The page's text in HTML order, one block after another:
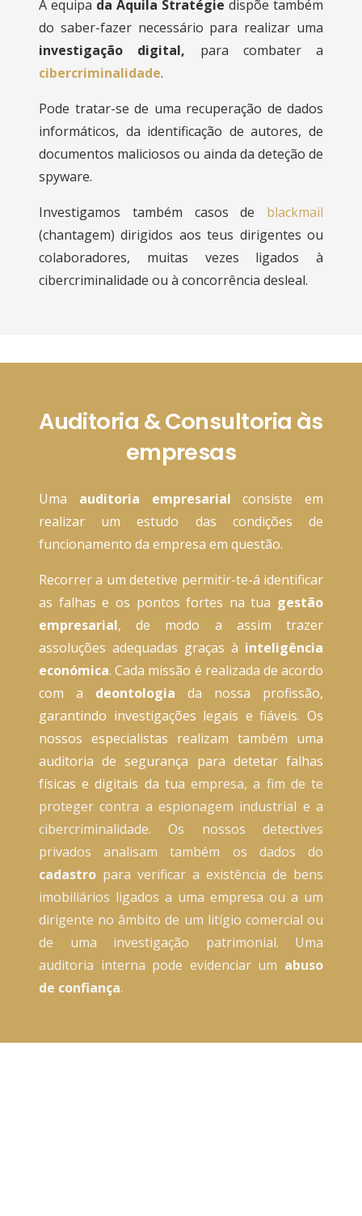
A equipa da Aquila Stratégie dispõe também
do saber-fazer necessário para realizar uma
investigação digital, para combater a
cibercriminalidade.
Pode tratar-se de uma recuperação de dados
informáticos, da identificação de autores, de
documentos maliciosos ou ainda da deteção de
spyware.
Investigamos também casos de blackmail
(chantagem) dirigidos aos teus dirigentes ou
colaboradores, muitas vezes ligados à
cibercriminalidade ou à concorrência desleal.
Auditoria & Consultoria às
empresas
Uma auditoria empresarial consiste em
realizar um estudo das condições de
funcionamento da empresa em questão.
Recorrera um detetive permitir-te-á identificar
as falhas e os pontos fortes na tua gestão
empresarial, de modo a assim trazer
assoluções adequadas graças à inteligência
económica. Cada missão é realizada de acordo
com a deontologia da nossa profissão,
garantindo investigações legais e fiáveis. Os
nossos especialistas realizam também uma
auditoria de segurança para detetar falhas
físicas e digitais da tuaempresa, a fim de te
proteger contra a espionagem industrial e a
cibercriminalidade. Os nossos detectives
privados analisam também os dados do
cadastro para verificar a existência de bens
imobiliários ligados a uma empresa ou a um
dirigente no âmbito de um litígio comercial ou
de uma investigação patrimonial. Uma
auditoria interna pode evidenciar um abuso
de confiança.